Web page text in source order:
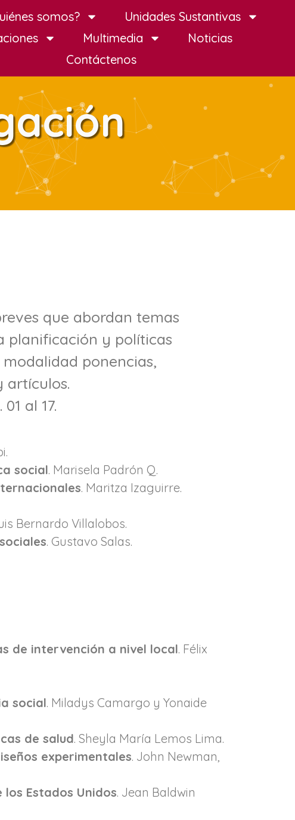
somos?
Unidades Sustantivas
Multimedia
Noticias
Contáctenos
que abordan temas
planificación y políticas
ponencias,
artículos.
al 17.
social. Marisela Padrón Q.
. Maritza Izaguirre.
Bernardo Villalobos.
. Gustavo Salas.
de intervención a nivel local. Félix
social. Miladys Camargo y Yonaide
de salud. Sheyla María Lemos Lima.
experimentales. John Newman,
Estados Unidos. Jean Baldwin